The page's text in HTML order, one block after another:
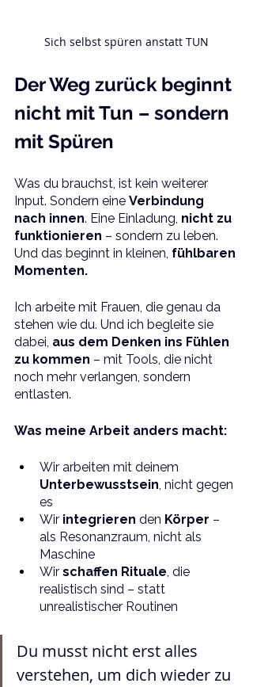
Sich selbst spüren anstatt TUN
Der Weg zurück beginnt
nicht mit Tun – sondern
mit Spüren
Was du brauchst, ist kein weiterer
Input. Sondern eine Verbindung
nach innen. Eine Einladung, nicht zu
funktionieren – sondern zu leben.
Und das beginnt in kleinen, fühlbaren
Momenten.
Ich arbeite mit Frauen, die genau da
stehen wie du. Und ich begleite sie
dabei, aus dem Denken ins Fühlen
zu kommen – mit Tools, die nicht
noch mehr verlangen, sondern
entlasten.
Was meine Arbeit anders macht:
Wir arbeiten mit deinem
Unterbewusstsein, nicht gegen
es
Wir integrieren den Körper –
als Resonanzraum, nicht als
Maschine
Wir schaffen Rituale, die
realistisch sind – statt
unrealistischer Routinen
Du musst nicht erst alles
verstehen, um dich wieder zu